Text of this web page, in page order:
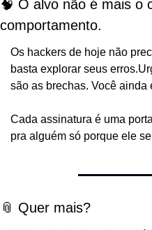
🧠 O alvo não é mais o
comportamento.
Os hackers de hoje não
basta explorar seus erros.
são as brechas. Você
Cada assinatura é uma
pra alguém só porque ele
📎 Quer mais?